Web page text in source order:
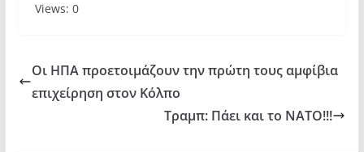
Views: 0
Οι ΗΠΑ προετοιμάζουν την πρώτη τους αμφίβια
επιχείρηση στον Κόλπο
Τραμπ: Πάει και το ΝΑΤΟ!!!